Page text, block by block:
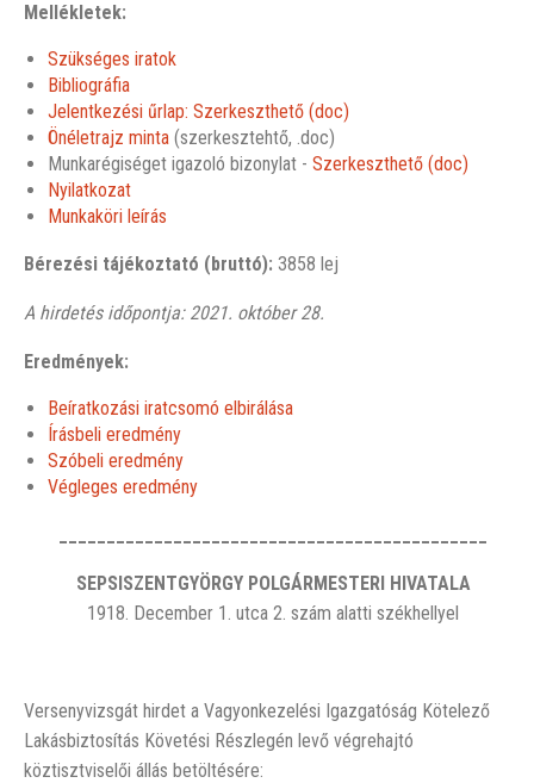
Mellékletek:
Szükséges iratok
Bibliográfia
Jelentkezési űrlap: Szerkeszthető (doc)
Önéletrajz minta (szerkesztehtő, .doc)
Munkarégiséget igazoló bizonylat - Szerkeszthető (doc)
Nyilatkozat
Munkaköri leírás
Bérezési tájékoztató (bruttó): 3858 lej
A hirdetés időpontja: 2021. október 28.
Eredmények:
Beíratkozási iratcsomó elbirálása
Írásbeli eredmény
Szóbeli eredmény
Végleges eredmény
SEPSISZENTGYÖRGY POLGÁRMESTERI HIVATALA
1918. December 1. utca 2. szám alatti székhellyel
Versenyvizsgát hirdet a Vagyonkezelési Igazgatóság Kötelező
Lakásbiztosítás Követési Részlegén levő végrehajtó
köztisztviselői állás betöltésére: